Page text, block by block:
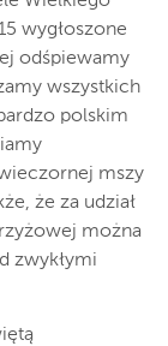
wygłoszone
odśpiewamy
wszystkich
polskim
mszy
że za udział
można
zwykłymi